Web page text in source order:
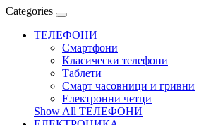
Categories
ТЕЛЕФОНИ
Смартфони
Класически телефони
Таблети
Смарт часовници и гривни
Електронни четци
Show All ТЕЛЕФОНИ